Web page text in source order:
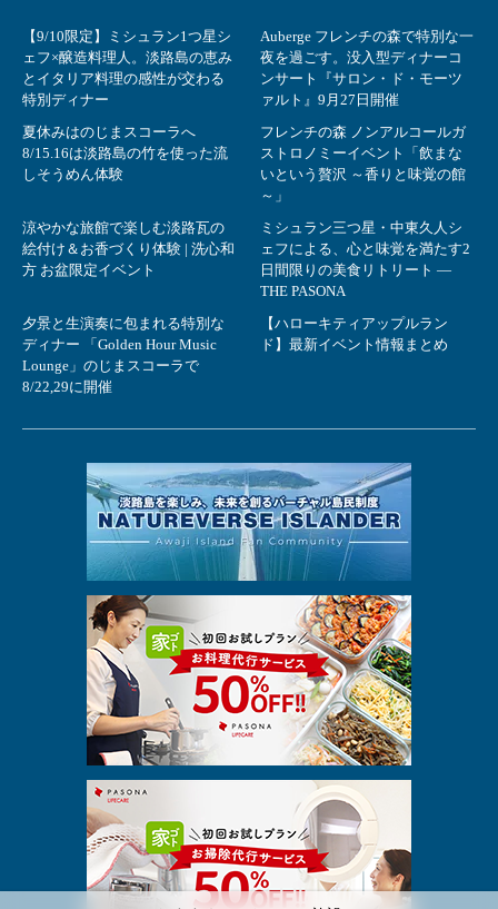
【9/10限定】ミシュラン1つ星シ
ェフ×醸造料理人。淡路島の恵み
とイタリア料理の感性が交わる
特別ディナー
Auberge フレンチの森で特別な一
夜を過ごす。没入型ディナーコ
ンサート『サロン・ド・モーツ
ァルト』9月27日開催
夏休みはのじまスコーラへ
8/15.16は淡路島の竹を使った流
しそうめん体験
フレンチの森 ノンアルコールガ
ストロノミーイベント「飲まな
いという贅沢 ～香りと味覚の館
～」
涼やかな旅館で楽しむ淡路瓦の
絵付け＆お香づくり体験 | 洗心和
方 お盆限定イベント
ミシュラン三つ星・中東久人シ
ェフによる、心と味覚を満たす2
日間限りの美食リトリート ―
THE PASONA
夕景と生演奏に包まれる特別な
ディナー 「Golden Hour Music
Lounge」のじまスコーラで
8/22,29に開催
【ハローキティアップルラン
ド】最新イベント情報まとめ